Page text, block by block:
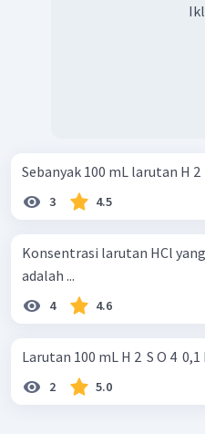
Sebanyak 100 mL larutan H 2
3 4.5
Konsentrasi larutan HCl
adalah ...
4 4.6
Larutan 100 mL H 2 ​ S O 4
2 5.0